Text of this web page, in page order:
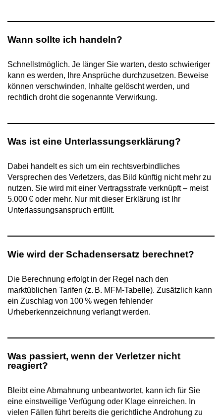
Wann sollte ich handeln?
Schnellstmöglich. Je länger Sie warten, desto schwieriger
kann es werden, Ihre Ansprüche durchzusetzen. Beweise
können verschwinden, Inhalte gelöscht werden, und
rechtlich droht die sogenannte Verwirkung.
Was ist eine Unterlassungserklärung?
Dabei handelt es sich um ein rechtsverbindliches
Versprechen des Verletzers, das Bild künftig nicht mehr zu
nutzen. Sie wird mit einer Vertragsstrafe verknüpft – meist
5.000 € oder mehr. Nur mit dieser Erklärung ist Ihr
Unterlassungsanspruch erfüllt.
Wie wird der Schadensersatz berechnet?
Die Berechnung erfolgt in der Regel nach den
marktüblichen Tarifen (z. B. MFM-Tabelle). Zusätzlich kann
ein Zuschlag von 100 % wegen fehlender
Urheberkennzeichnung verlangt werden.
Was passiert, wenn der Verletzer nicht
reagiert?
Bleibt eine Abmahnung unbeantwortet, kann ich für Sie
eine einstweilige Verfügung oder Klage einreichen. In
vielen Fällen führt bereits die gerichtliche Androhung zu